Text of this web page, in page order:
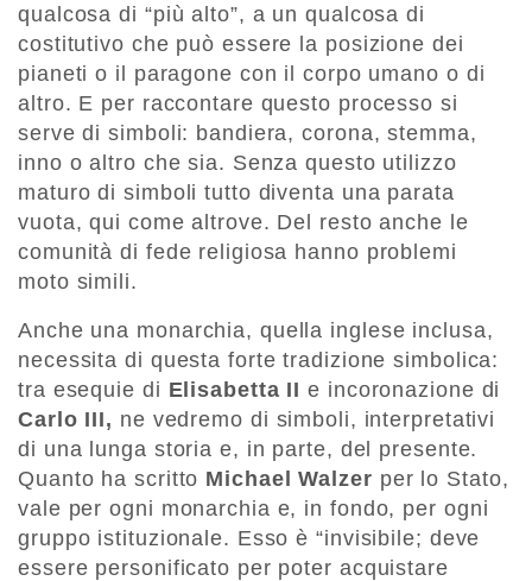
qualcosa di “più alto”, a un qualcosa di
costitutivo che può essere la posizione dei
pianeti o il paragone con il corpo umano o di
altro. E per raccontare questo processo si
serve di simboli: bandiera, corona, stemma,
inno o altro che sia. Senza questo utilizzo
maturo di simboli tutto diventa una parata
vuota, qui come altrove. Del resto anche le
comunità di fede religiosa hanno problemi
moto simili.
Anche una monarchia, quella inglese inclusa,
necessita di questa forte tradizione simbolica:
tra esequie di Elisabetta II e incoronazione di
Carlo III, ne vedremo di simboli, interpretativi
di una lunga storia e, in parte, del presente.
Quanto ha scritto Michael Walzer per lo Stato,
vale per ogni monarchia e, in fondo, per ogni
gruppo istituzionale. Esso è “invisibile; deve
essere personificato per poter acquistare